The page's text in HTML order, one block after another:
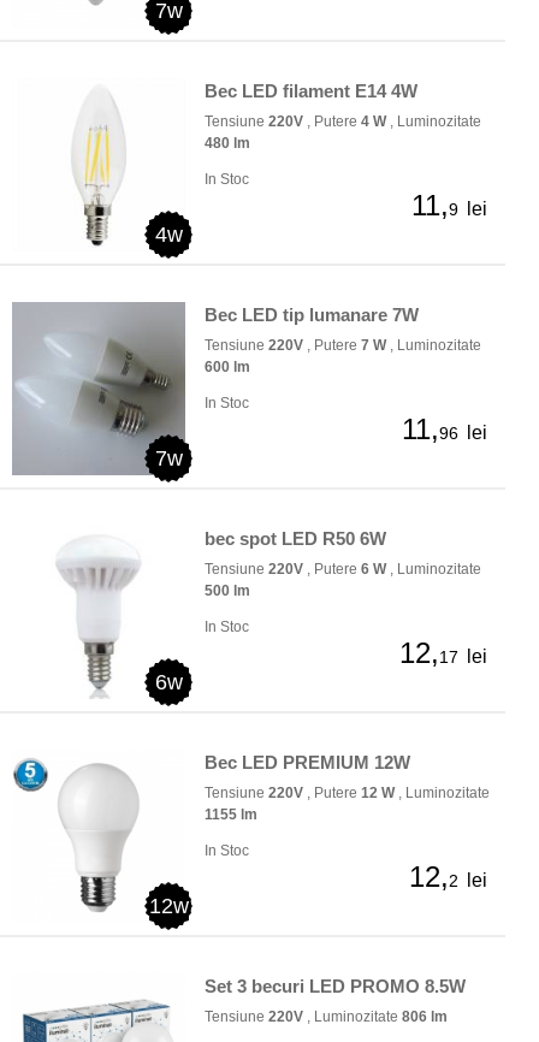
7w
4w
Bec LED filament E14 4W
Tensiune 220V , Putere 4 W, Luminozitate
480 lm
In Stoc
11,9 lei
7w
Bec LED tip lumanare 7W
Tensiune 220V , Putere 7 W, Luminozitate
600 lm
In Stoc
11,96 lei
6w
bec spot LED R50 6W
Tensiune 220V , Putere 6 W, Luminozitate
500 lm
In Stoc
12,17 lei
12w
Bec LED PREMIUM 12W
Tensiune 220V , Putere 12 W, Luminozitate
1155 lm
In Stoc
12,2 lei
Set 3 becuri LED PROMO 8.5W
Tensiune 220V , Luminozitate 806 lm